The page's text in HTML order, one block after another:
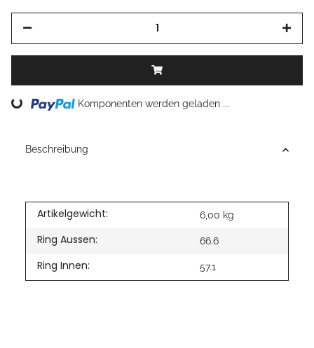
Loading... Komponenten werden geladen ...
Beschreibung
Artikelgewicht: 6,00 kg
Ring Aussen: 66.6
Ring Innen: 57.1